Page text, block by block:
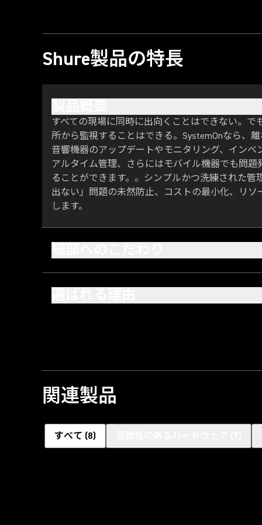
Shure製品の特長
すべての現場に同時に出向くことはできない。で
所から監視することはできる。SystemOnなら、
音響機器のアップデートやモニタリング、インベ
アルタイム管理、さらにはモバイル機器でも問題
ることができます。。シンプルかつ洗練された管
出ない」問題の未然防止、コストの最小化、リソ
します。
関連製品
すべて (8)